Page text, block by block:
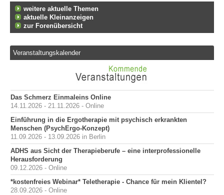
weitere aktuelle Themen
aktuelle Kleinanzeigen
zur Forenübersicht
Veranstaltungskalender
Das Schmerz Einmaleins Online
14.11.2026 - 21.11.2026 - Online
Einführung in die Ergotherapie mit psychisch erkrankten
Menschen (PsychErgo-Konzept)
11.09.2026 - 13.09.2026 in Berlin
ADHS aus Sicht der Therapieberufe – eine interprofessionelle
Herausforderung
09.12.2026 - Online
*kostenfreies Webinar* Teletherapie - Chance für mein Klientel?
28.09.2026 - Online